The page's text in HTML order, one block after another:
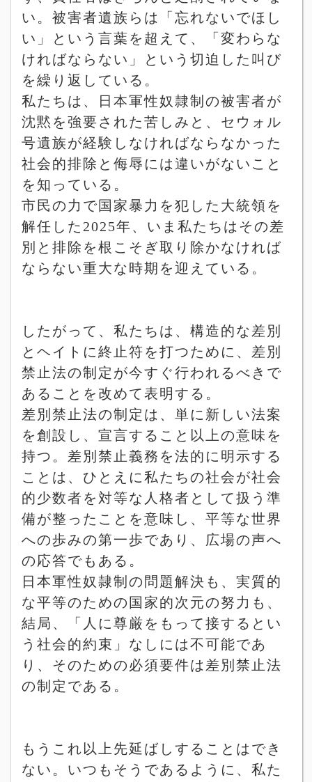
い。被害者遺族らは「忘れないでほし
い」という言葉を超えて、「変わらな
ければならない」という切迫した叫び
を繰り返している。
私たちは、日本軍性奴隷制の被害者が
沈黙を強要された苦しみと、セウォル
号遺族が経験しなければならなかった
社会的排除と侮辱には違いがないこと
を知っている。
市民の力で国家暴力を犯した大統領を
解任した 2025年、いま私たちはその差
別と排除を根こそぎ取り除かなければ
ならない重大な時期を迎えている。
したがって、私たちは、構造的な差別
とヘイトに終止符を打つために、差別
禁止法の制定が今すぐ行われるべきで
あることを改めて表明する。
差別禁止法の制定は、単に新しい法案
を創設し、宣言すること以上の意味を
持つ。差別禁止義務を法的に明示する
ことは、ひとえに私たちの社会が社会
的少数者を対等な人格者として扱う準
備が整ったことを意味し、平等な世界
への歩みの第一歩であり、広場の声へ
の応答でもある。
日本軍性奴隷制の問題解決も、実質的
な平等のための国家的次元の努力も、
結局、「人に尊厳をもって接するとい
う社会的約束」なしには不可能であ
り、そのための必須要件は差別禁止法
の制定である。
もうこれ以上先延ばしすることはでき
ない。いつもそうであるように、私た